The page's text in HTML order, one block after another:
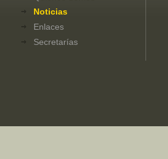
Noticias
Enlaces
Secretarías